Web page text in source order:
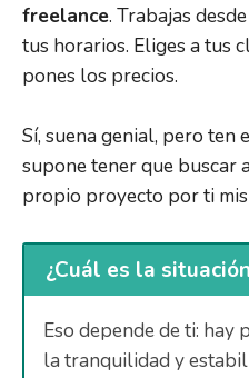
freelance. Trabajas
tus horarios. Eliges a tus
pones los precios.
Sí, suena genial, pero ten
supone tener que buscar
propio proyecto por ti
¿Cuál es la
Eso depende de ti: hay
la tranquilidad y